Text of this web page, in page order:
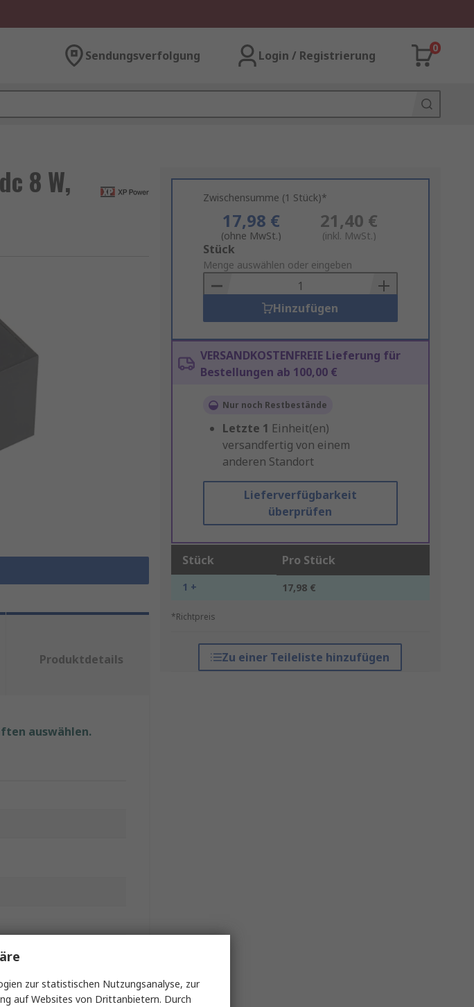
Sendungsverfolgung Login / Registrierung
0
8 W, Zwischensumme (1 Stück)*
17,98 €
(ohne MwSt.)
21,40 €
(inkl. MwSt.)
Add
to
Basket
Stück
Menge auswählen oder eingeben
Hinzufügen
VERSANDKOSTENFREIE Lieferung für
Bestellungen ab 100,00 €
Nur noch Restbestände
Letzte 1 Einheit(en)
versandfertig von einem
anderen Standort
Lieferverfügbarkeit
überprüfen
Stück Pro Stück
1 + 17,98 €
*Richtpreis
Zu einer Teileliste hinzufügen
Produktdetails
auswählen.
zur statistischen Nutzungsanalyse, zur
auf Websites von Drittanbietern. Durch